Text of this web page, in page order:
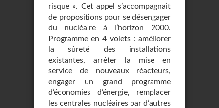
risque ». Cet appel s’accompagnait
de propositions pour se désengager
du nucléaire à l’horizon 2000.
Programme en 4 volets : améliorer
la sûreté des installations
existantes, arrêter la mise en
service de nouveaux réacteurs,
engager un grand programme
d’économies d’énergie, remplacer
les centrales nucléaires par d’autres